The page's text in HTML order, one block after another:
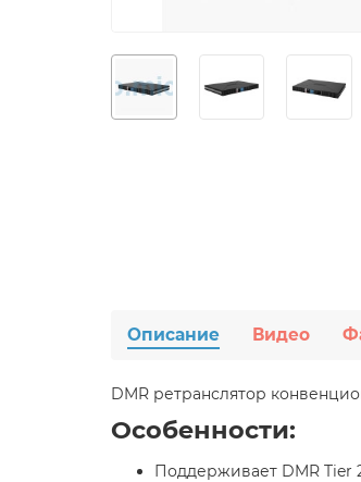
Описание Видео
DMR ретранслятор
Особенности:
Поддерживает DMR